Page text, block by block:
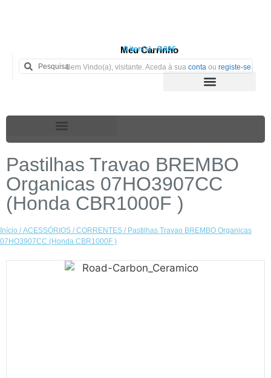
Meu Carrinho
0 iten(s) - 0.00€
Bem Vindo(a), visitante. Aceda à sua conta ou registe-se.
Pastilhas Travao BREMBO
Organicas 07HO3907CC
(Honda CBR1000F )
Início /ACESSÓRIOS /CORRENTES / Pastilhas Travao BREMBO Organicas
07HO3907CC (Honda CBR1000F )